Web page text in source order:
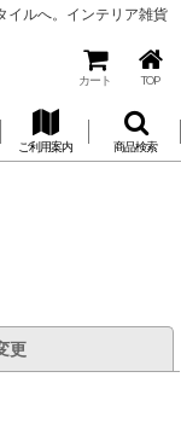
イルへ。インテリア雑貨
カート TOP
ご利用案内 商品検索
更